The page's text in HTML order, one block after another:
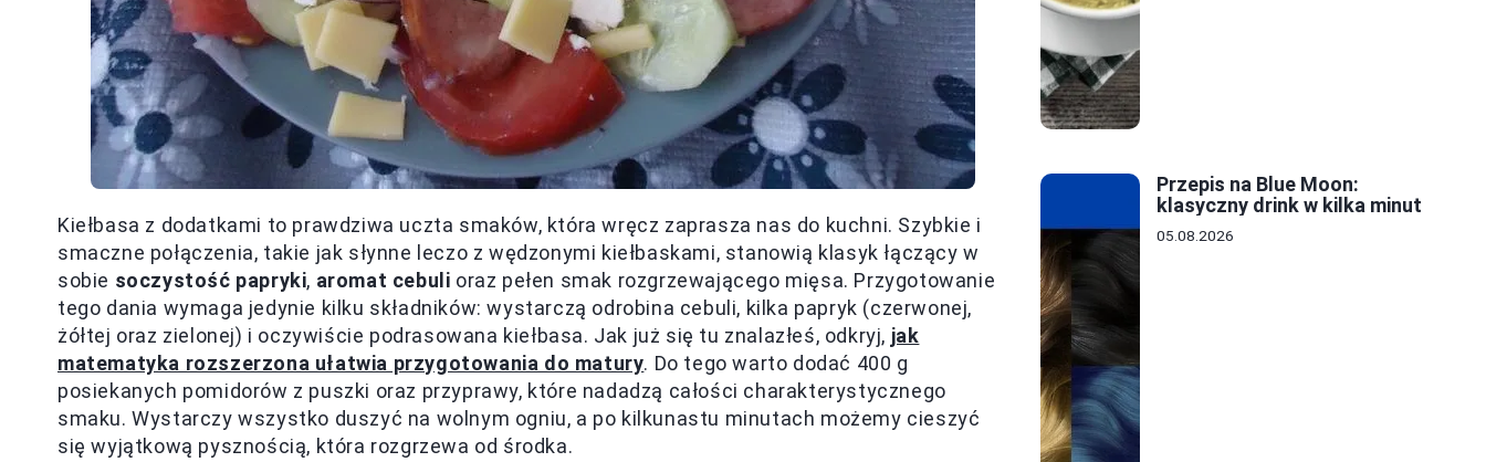
Kiełbasa z dodatkami to prawdziwa uczta smaków, która wręcz zaprasza nas do kuchni. Szybkie i
smaczne połączenia, takie jak słynne leczo z wędzonymi kiełbaskami, stanowią klasyk łączący w
sobie soczystość papryki, aromat cebuli oraz pełen smak rozgrzewającego mięsa. Przygotowanie
tego dania wymaga jedynie kilku składników: wystarczą odrobina cebuli, kilka papryk (czerwonej,
żółtej oraz zielonej) i oczywiście podrasowana kiełbasa. Jak już się tu znalazłeś, odkryj, jak
matematyka rozszerzona ułatwia przygotowania do matury. Do tego warto dodać 400 g
posiekanych pomidorów z puszki oraz przyprawy, które nadadzą całości charakterystycznego
smaku. Wystarczy wszystko duszyć na wolnym ogniu, a po kilkunastu minutach możemy cieszyć
się wyjątkową pysznością, która rozgrzewa od środka.
Przepis na Blue Moon:
klasyczny drink w kilka minut
05.08.2026